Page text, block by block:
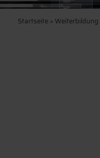
Startseite> Weiterbildung